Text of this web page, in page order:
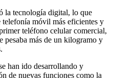
la tecnología digital, lo que
telefonía móvil más eficientes y
teléfono celular comercial,
más de un kilogramo y
han ido desarrollando y
de nuevas funciones como la